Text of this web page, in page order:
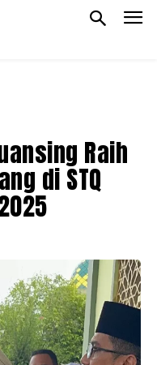
Raih
di STQ